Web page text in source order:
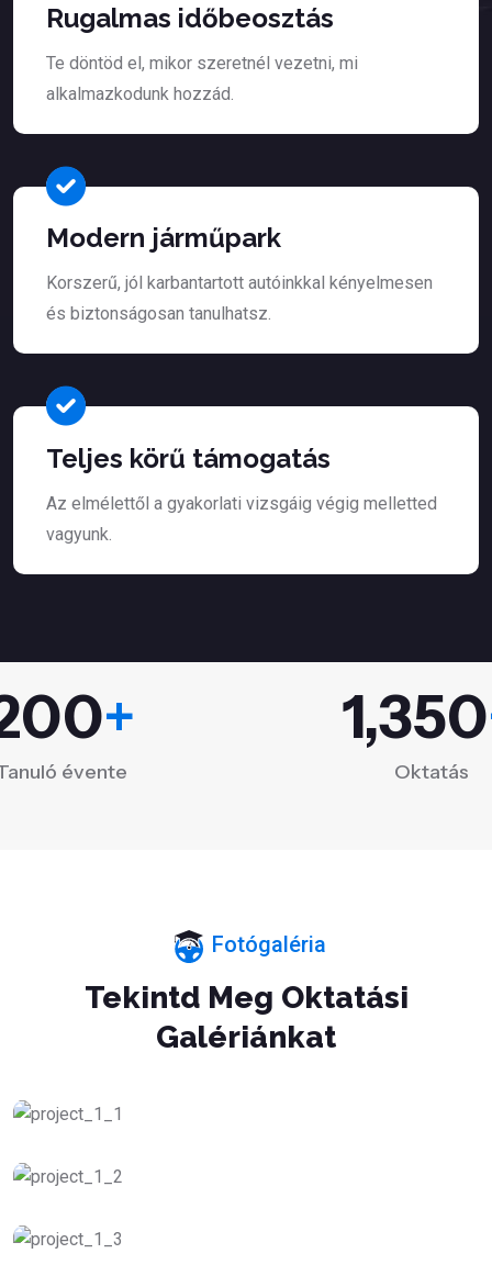
Rugalmas időbeosztás
Te döntöd el, mikor szeretnél vezetni, mi
alkalmazkodunk hozzád.
Modern járműpark
Korszerű, jól karbantartott autóinkkal kényelmesen
és biztonságosan tanulhatsz.
Teljes körű támogatás
Az elmélettől a gyakorlati vizsgáig végig melletted
vagyunk.
+
évente
1,350
Oktatás
Fotógaléria
Tekintd Meg Oktatási
Galériánkat